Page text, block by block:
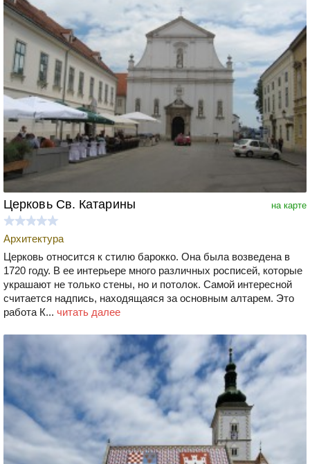
на карте
Церковь Св. Катарины
Архитектура
Церковь относится к стилю барокко. Она была возведена в
1720 году. В ее интерьере много различных росписей, которые
украшают не только стены, но и потолок. Самой интересной
считается надпись, находящаяся за основным алтарем. Это
работа К... читать далее